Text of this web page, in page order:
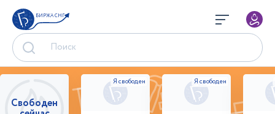
БИРЖА СНГ
Свободен